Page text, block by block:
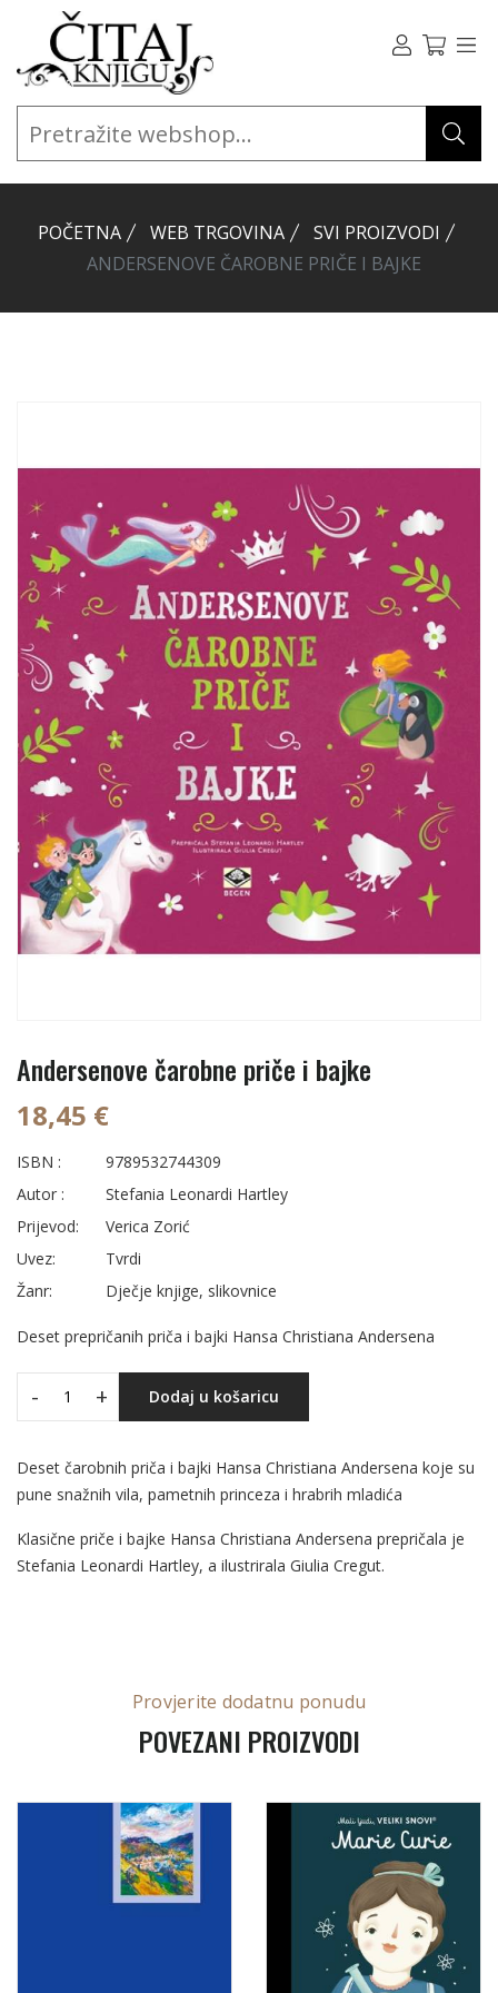
POČETNA WEB TRGOVINA
SVI PROIZVODI
ANDERSENOVE ČAROBNE PRIČE I BAJKE
Andersenove čarobne priče i bajke
18,45 €
ISBN :
9789532744309
Autor :
Stefania Leonardi Hartley
Prijevod:
Verica Zorić
Uvez:
Tvrdi
Žanr:
Dječje knjige, slikovnice
Deset prepričanih priča i bajki Hansa Christiana Andersena
- + Dodaj u košaricu
Deset čarobnih priča i bajki Hansa Christiana Andersena koje su
pune snažnih vila, pametnih princeza i hrabrih mladića
Klasične priče i bajke Hansa Christiana Andersena prepričala je
Stefania Leonardi Hartley, a ilustrirala Giulia Cregut.
Provjerite dodatnu ponudu
POVEZANI PROIZVODI